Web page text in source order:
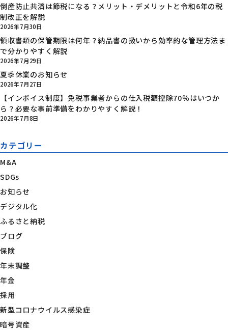
倒産防止共済は節税になる？メリット・デメリットと令和6年の税
制改正を解説
2026年7月30日
領収書類の保管期限は何年？納品書の扱いから効率的な管理方法ま
で分かりやすく解説
2026年7月29日
夏季休業のお知らせ
2026年7月27日
【インボイス制度】免税事業者からの仕入税額控除70％はいつか
ら？必要な事前準備をわかりやすく解説！
2026年7月8日
カテゴリー
M&A
SDGs
お知らせ
デジタル化
ふるさと納税
ブログ
保険
年末調整
年金
採用
新型コロナウイルス感染症
暗号資産